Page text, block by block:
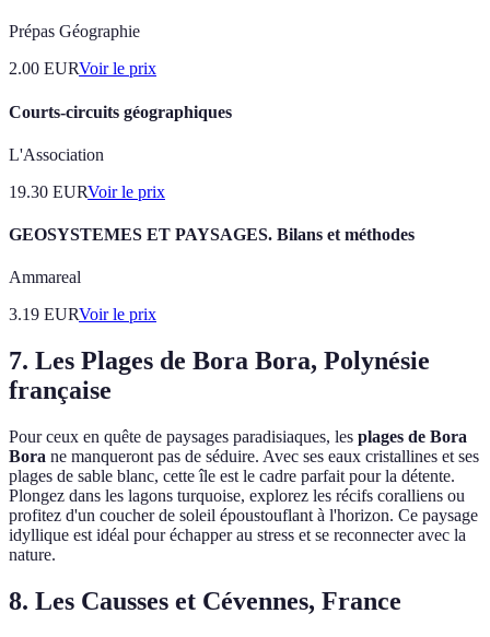
Prépas Géographie
2.00 EURVoir le prix
Courts-circuits géographiques
L'Association
19.30 EURVoir le prix
GEOSYSTEMES ET PAYSAGES. Bilans et méthodes
Ammareal
3.19 EURVoir le prix
7. Les Plages de Bora Bora, Polynésie
française
Pour ceux en quête de paysages paradisiaques, les plages de Bora
Bora ne manqueront pas de séduire. Avec ses eaux cristallines et ses
plages de sable blanc, cette île est le cadre parfait pour la détente.
Plongez dans les lagons turquoise, explorez les récifs coralliens ou
profitez d'un coucher de soleil époustouflant à l'horizon. Ce paysage
idyllique est idéal pour échapper au stress et se reconnecter avec la
nature.
8. Les Causses et Cévennes, France